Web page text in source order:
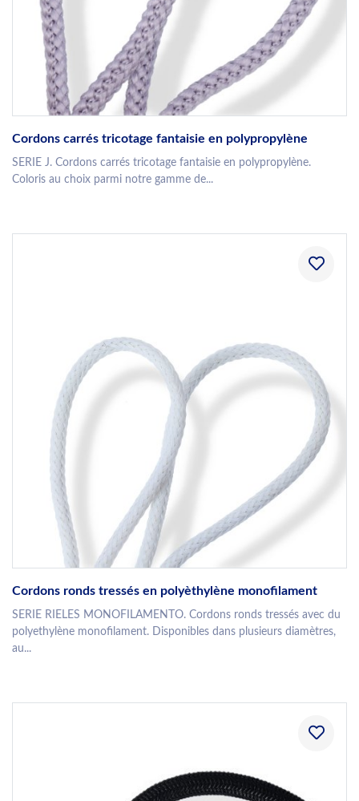
Cordons carrés tricotage fantaisie en polypropylène
SERIE J. Cordons carrés tricotage fantaisie en polypropylène.
Coloris au choix parmi notre gamme de...
Cordons ronds tressés en polyèthylène monofilament
SERIE RIELES MONOFILAMENTO. Cordons ronds tressés avec du
polyethylène monofilament. Disponibles dans plusieurs diamètres,
au...